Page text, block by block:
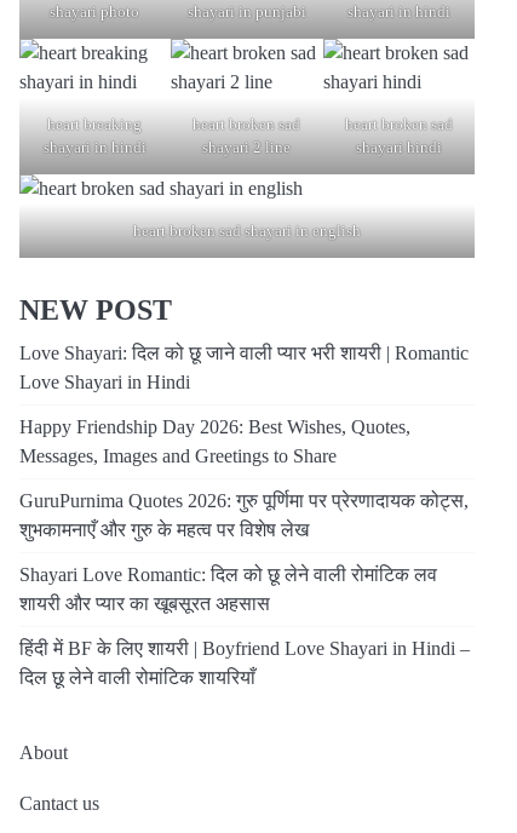
shayari photo
shayari in punjabi
shayari in hindi
heart breaking
shayari in hindi
heart broken sad
shayari 2 line
heart broken sad
shayari hindi
heart broken sad shayari in english
NEW POST
Love Shayari: दिल को छू जाने वाली प्यार भरी शायरी | Romantic
Love Shayari in Hindi
Happy Friendship Day 2026: Best Wishes, Quotes,
Messages, Images and Greetings to Share
GuruPurnima Quotes 2026: गुरु पूर्णिमा पर प्रेरणादायक कोट्स,
शुभकामनाएँ और गुरु के महत्व पर विशेष लेख
Shayari Love Romantic: दिल को छू लेने वाली रोमांटिक लव
शायरी और प्यार का खूबसूरत अहसास
हिंदी में BF के लिए शायरी | Boyfriend Love Shayari in Hindi –
दिल छू लेने वाली रोमांटिक शायरियाँ
About
Cantact us